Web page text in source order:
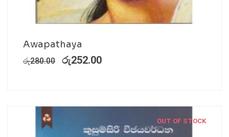
Awapathaya
රු280.00 රු252.00
OUT OF STOCK